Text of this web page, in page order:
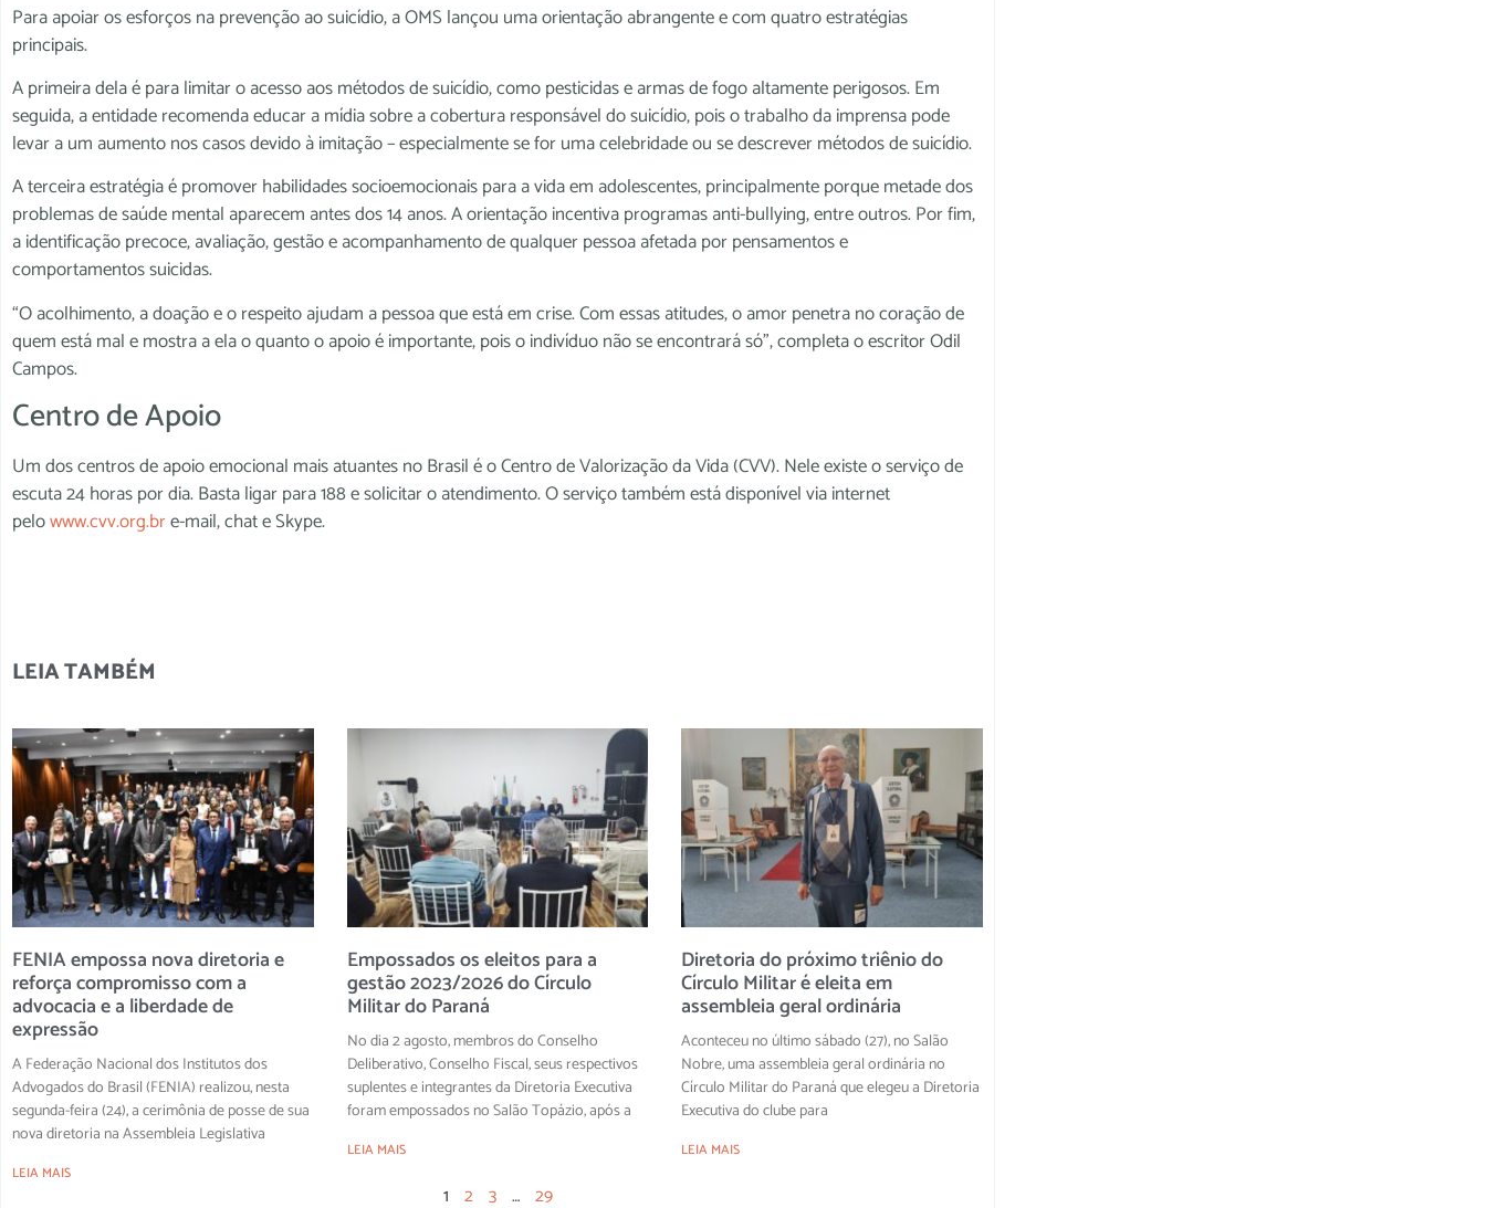
Para apoiar os esforços na prevenção ao suicídio, a OMS lançou uma orientação abrangente e com quatro estratégias
principais.
A primeira dela é para limitar o acesso aos métodos de suicídio, como pesticidas e armas de fogo altamente perigosos. Em
seguida, a entidade recomenda educar a mídia sobre a cobertura responsável do suicídio, pois o trabalho da imprensa pode
levar a um aumento nos casos devido à imitação – especialmente se for uma celebridade ou se descrever métodos de suicídio.
A terceira estratégia é promover habilidades socioemocionais para a vida em adolescentes, principalmente porque metade dos
problemas de saúde mental aparecem antes dos 14 anos. A orientação incentiva programas anti-bullying, entre outros. Por fim,
a identificação precoce, avaliação, gestão e acompanhamento de qualquer pessoa afetada por pensamentos e
comportamentos suicidas.
“O acolhimento, a doação e o respeito ajudam a pessoa que está em crise. Com essas atitudes, o amor penetra no coração de
quem está mal e mostra a ela o quanto o apoio é importante, pois o indivíduo não se encontrará só”, completa o escritor Odil
Campos.
Centro de Apoio
Um dos centros de apoio emocional mais atuantes no Brasil é o Centro de Valorização da Vida (CVV). Nele existe o serviço de
escuta 24 horas por dia. Basta ligar para 188 e solicitar o atendimento. O serviço também está disponível via internet
pelowww.cvv.org.bre-mail, chat e Skype.
LEIA TAMBÉM
FENIA empossa nova diretoria e
reforça compromisso com a
advocacia e a liberdade de
expressão
A Federação Nacional dos Institutos dos
Advogados do Brasil (FENIA) realizou, nesta
segunda-feira (24), a cerimônia de posse de sua
nova diretoria na Assembleia Legislativa
LEIA MAIS
Empossados os eleitos para a
gestão 2023/2026 do Círculo
Militar do Paraná
No dia 2 agosto, membros do Conselho
Deliberativo, Conselho Fiscal, seus respectivos
suplentes e integrantes da Diretoria Executiva
foram empossados no Salão Topázio, após a
LEIA MAIS
Diretoria do próximo triênio do
Círculo Militar é eleita em
assembleia geral ordinária
Aconteceu no último sábado (27), no Salão
Nobre, uma assembleia geral ordinária no
Círculo Militar do Paraná que elegeu a Diretoria
Executiva do clube para
LEIA MAIS
1 2 3 … 29